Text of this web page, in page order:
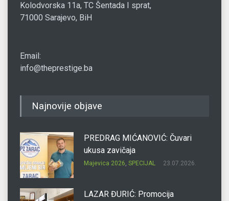
Kolodvorska 11a, TC Šentada I sprat,
71000 Sarajevo, BiH
Email:
info@theprestige.ba
Najnovije objave
PREDRAG MIĆANOVIĆ: Čuvari
ukusa zavičaja
Majevica 2026, SPECIJAL 23.07.2026.
LAZAR ĐURIĆ: Promocija